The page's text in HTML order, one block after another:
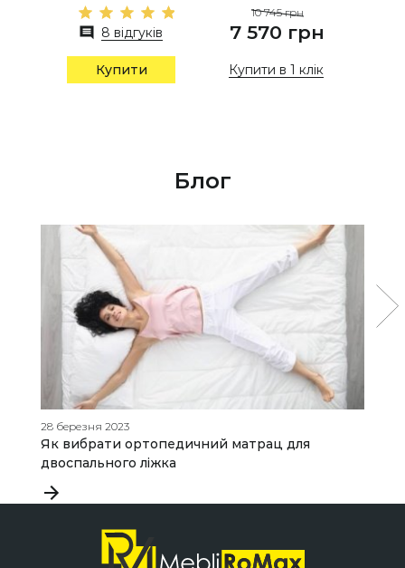
8 відгуків
10 745 грн
7 570 грн
Купити Купити в 1 клік
Блог
28 березня 2023
Як вибрати ортопедичний матрац для
двоспального ліжка